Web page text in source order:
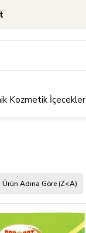
Kozmetik İçecekler
Ürün Adına Göre (Z<A)